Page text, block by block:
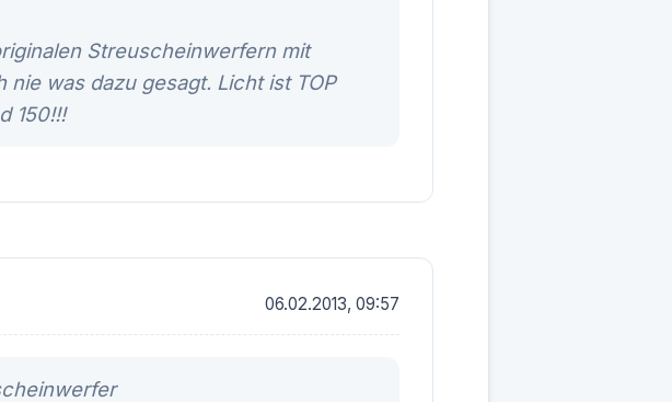
Streuscheinwerfern mit
nie was dazu gesagt. Licht ist TOP
06.02.2013, 09:57